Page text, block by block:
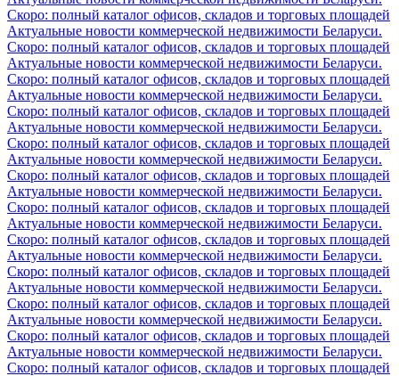
Скоро: полный каталог офисов, складов и торговых площадей
Актуальные новости коммерческой недвижимости Беларуси.
Скоро: полный каталог офисов, складов и торговых площадей
Актуальные новости коммерческой недвижимости Беларуси.
Скоро: полный каталог офисов, складов и торговых площадей
Актуальные новости коммерческой недвижимости Беларуси.
Скоро: полный каталог офисов, складов и торговых площадей
Актуальные новости коммерческой недвижимости Беларуси.
Скоро: полный каталог офисов, складов и торговых площадей
Актуальные новости коммерческой недвижимости Беларуси.
Скоро: полный каталог офисов, складов и торговых площадей
Актуальные новости коммерческой недвижимости Беларуси.
Скоро: полный каталог офисов, складов и торговых площадей
Актуальные новости коммерческой недвижимости Беларуси.
Скоро: полный каталог офисов, складов и торговых площадей
Актуальные новости коммерческой недвижимости Беларуси.
Скоро: полный каталог офисов, складов и торговых площадей
Актуальные новости коммерческой недвижимости Беларуси.
Скоро: полный каталог офисов, складов и торговых площадей
Актуальные новости коммерческой недвижимости Беларуси.
Скоро: полный каталог офисов, складов и торговых площадей
Актуальные новости коммерческой недвижимости Беларуси.
Скоро: полный каталог офисов, складов и торговых площадей